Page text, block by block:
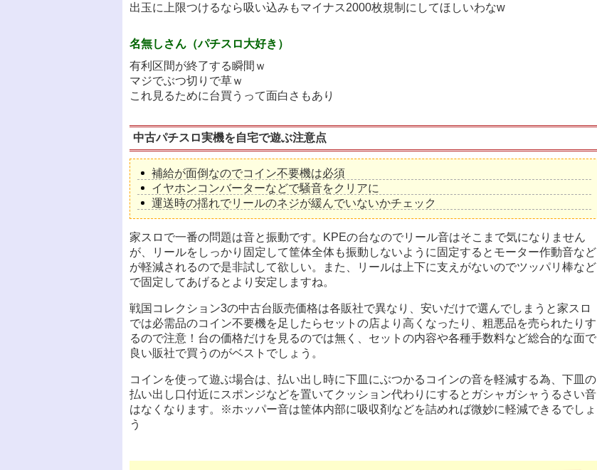
出玉に上限つけるなら吸い込みもマイナス2000枚規制にしてほしいわなw
名無しさん（パチスロ大好き）
有利区間が終了する瞬間ｗ
マジでぶつ切りで草ｗ
これ見るために台買うって面白さもあり
中古パチスロ実機を自宅で遊ぶ注意点
補給が面倒なのでコイン不要機は必須
イヤホンコンバーターなどで騒音をクリアに
運送時の揺れでリールのネジが緩んでいないかチェック
家スロで一番の問題は音と振動です。KPEの台なのでリール音はそこまで気になりません
が、リールをしっかり固定して筐体全体も振動しないように固定するとモーター作動音など
が軽減されるので是非試して欲しい。また、リールは上下に支えがないのでツッパリ棒など
で固定してあげるとより安定しますね。
戦国コレクション3の中古台販売価格は各販社で異なり、安いだけで選んでしまうと家スロ
では必需品のコイン不要機を足したらセットの店より高くなったり、粗悪品を売られたりす
るので注意！台の価格だけを見るのでは無く、セットの内容や各種手数料など総合的な面で
良い販社で買うのがベストでしょう。
コインを使って遊ぶ場合は、払い出し時に下皿にぶつかるコインの音を軽減する為、下皿の
払い出し口付近にスポンジなどを置いてクッション代わりにするとガシャガシャうるさい音
はなくなります。※ホッパー音は筐体内部に吸収剤などを詰めれば微妙に軽減できるでしょ
う